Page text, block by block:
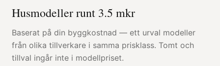
Husmodeller runt 3.5 mkr
Baserat på din byggkostnad — ett urval modeller
från olika tillverkare i samma prisklass. Tomt och
tillval ingår inte i modellpriset.